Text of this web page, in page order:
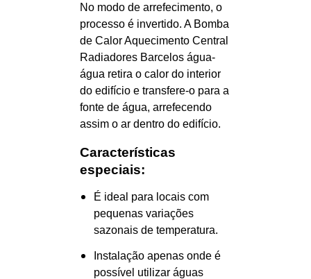
No modo de arrefecimento, o
processo é invertido. A Bomba
de Calor Aquecimento Central
Radiadores Barcelos água-
água retira o calor do interior
do edifício e transfere-o para a
fonte de água, arrefecendo
assim o ar dentro do edifício.
Características
especiais:
É ideal para locais com
pequenas variações
sazonais de temperatura.
Instalação apenas onde é
possível utilizar águas